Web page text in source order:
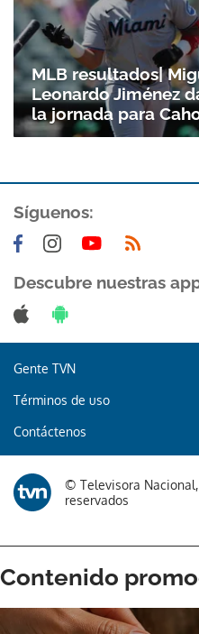
Gracias por
MLB resultados|
Leonardo Jiménez
la jornada para
Síguenos:
Descubre nuestras
Gente TVN
Términos de uso
Contáctenos
© Televisora
reservados